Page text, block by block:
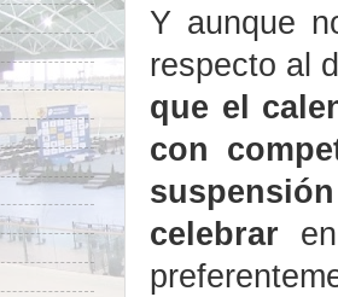
Y aunque
respecto al
que el
con
celebrar